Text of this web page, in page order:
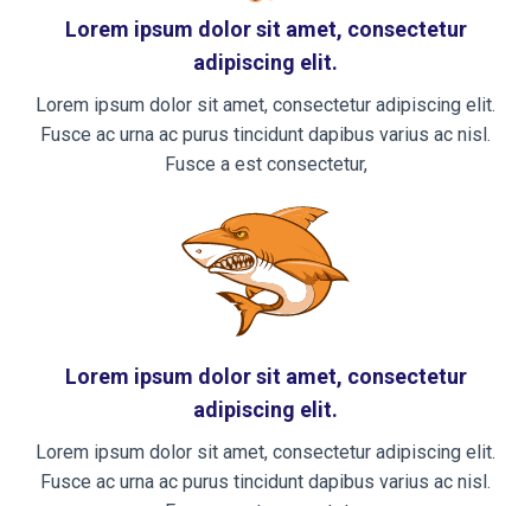
Lorem ipsum dolor sit amet, consectetur
adipiscing elit.
Lorem ipsum dolor sit amet, consectetur adipiscing elit.
Fusce ac urna ac purus tincidunt dapibus varius ac nisl.
Fusce a est consectetur,
Lorem ipsum dolor sit amet, consectetur
adipiscing elit.
Lorem ipsum dolor sit amet, consectetur adipiscing elit.
Fusce ac urna ac purus tincidunt dapibus varius ac nisl.